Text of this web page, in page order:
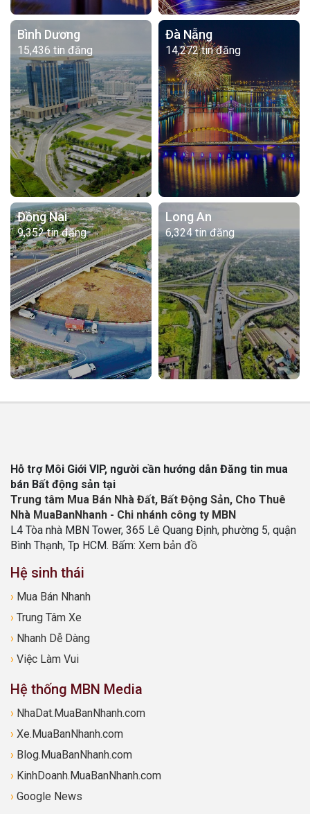
Bình Dương
15,436 tin đăng
Đà Nẵng
14,272 tin đăng
Đồng Nai
9,352 tin đăng
Long An
6,324 tin đăng
Hỗ trợ Môi Giới VIP, người cần hướng dẫn Đăng tin mua
bán Bất động sản tại
Trung tâm Mua Bán Nhà Đất, Bất Động Sản, Cho Thuê
Nhà MuaBanNhanh - Chi nhánh công ty MBN
L4 Tòa nhà MBN Tower, 365 Lê Quang Định, phường 5, quận
Bình Thạnh, Tp HCM. Bấm: Xem bản đồ
Hệ sinh thái
› Mua Bán Nhanh
› Trung Tâm Xe
› Nhanh Dễ Dàng
› Việc Làm Vui
Hệ thống MBN Media
› NhaDat.MuaBanNhanh.com
› Xe.MuaBanNhanh.com
› Blog.MuaBanNhanh.com
› KinhDoanh.MuaBanNhanh.com
› Google News